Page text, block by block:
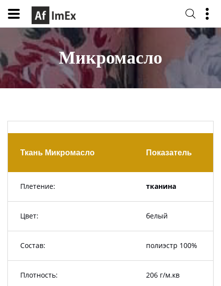
Микромасло
Ткань Микромасло Показатель
Плетение: тканина
Цвет: белый
Состав: полиэстр 100%
Плотность: 206 г/м.кв